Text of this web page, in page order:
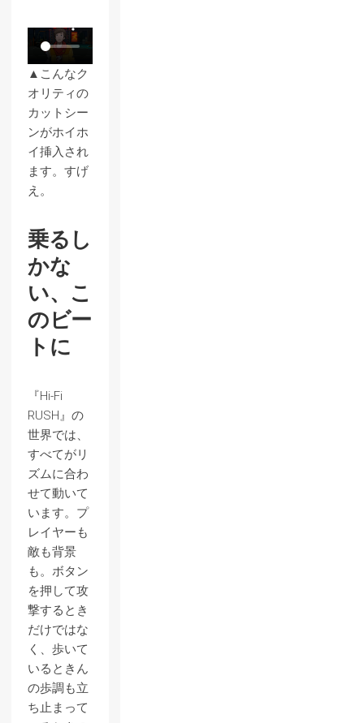
▲こんなク
オリティの
カットシー
ンがホイホ
イ挿入され
ます。すげ
え。
乗るし
かな
い、こ
のビー
トに
『Hi-Fi
RUSH』の
世界では、
すべてがリ
ズムに合わ
せて動いて
います。プ
レイヤーも
敵も背景
も。ボタン
を押して攻
撃するとき
だけではな
く、歩いて
いるときん
の歩調も立
ち止まって